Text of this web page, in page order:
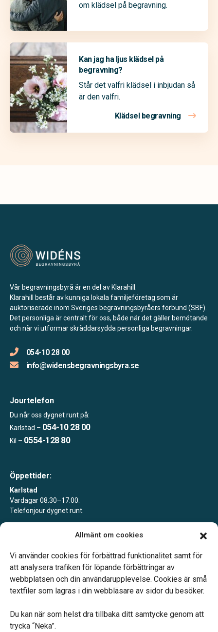
Allmänt om cookies
Vi använder cookies för förbättrad funktionalitet samt för
att analysera trafiken för löpande förbättringar av
webbplatsen och din användarupplevelse. Cookies är små
textfiler som lagras i din webbläsare av sidor du besöker.
Du kan när som helst dra tillbaka ditt samtycke genom att
trycka “Neka”.
om klädsel på begravning.
Kan jag ha ljus klädsel på
begravning?
Står det valfri klädsel i inbjudan så
är den valfri.
Klädsel begravning
Vår begravningsbyrå är en del av Klarahill.
Klarahill består av kunniga lokala familjeföretag som är
auktoriserade inom Sveriges begravningsbyråers förbund (SBF).
Det personliga är centralt för oss, både när det gäller bemötande
och när vi utformar skräddarsydda personliga begravningar.
054-10 28 00
info@widensbegravningsbyra.se
Jourtelefon
Du når oss dygnet runt på:
Karlstad – 054-10 28 00
Kil – 0554-128 80
Öppettider:
Karlstad
Vardagar 08.30–17.00.
Telefonjour dygnet runt.
Telefonjour dygnet runt.
Vårt systerbolag Verahill hjälper dig med familjejuridiken –